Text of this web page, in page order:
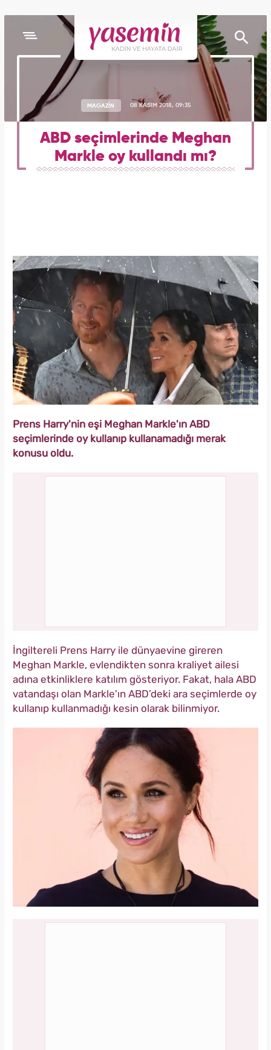
MAGAZİN 08 KASIM 2018, 09:35
ABD seçimlerinde Meghan
Markle oy kullandı mı?
Prens Harry'nin eşi Meghan Markle'ın ABD
seçimlerinde oy kullanıp kullanamadığı merak
konusu oldu.
İngiltereli Prens Harry ile dünyaevine gireren
Meghan Markle, evlendikten sonra kraliyet ailesi
adına etkinliklere katılım gösteriyor. Fakat, hala ABD
vatandaşı olan Markle'ın ABD’deki ara seçimlerde oy
kullanıp kullanmadığı kesin olarak bilinmiyor.